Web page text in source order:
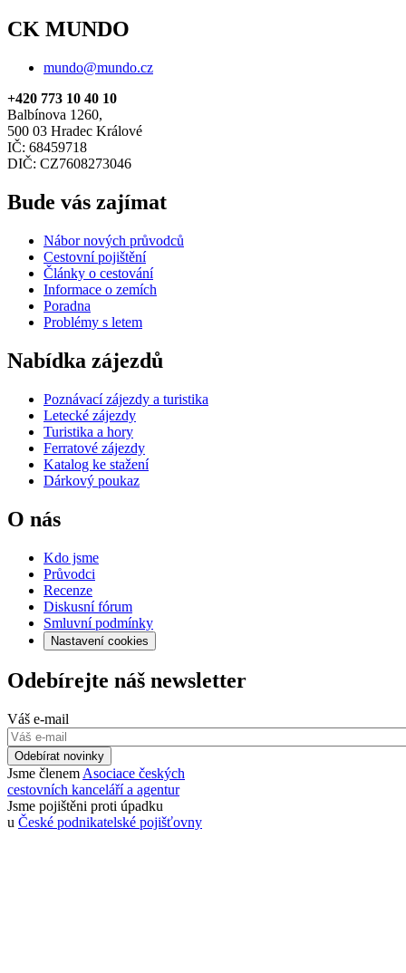
CK MUNDO
mundo@mundo.cz
+420 773 10 40 10
Balbínova 1260,
500 03 Hradec Králové
IČ: 68459718
DIČ: CZ7608273046
Bude vás zajímat
Nábor nových průvodců
Cestovní pojištění
Články o cestování
Informace o zemích
Poradna
Problémy s letem
Nabídka zájezdů
Poznávací zájezdy a turistika
Letecké zájezdy
Turistika a hory
Ferratové zájezdy
Katalog ke stažení
Dárkový poukaz
O nás
Kdo jsme
Průvodci
Recenze
Diskusní fórum
Smluvní podmínky
Nastavení cookies
Odebírejte náš newsletter
Váš e-mail
Odebírat novinky
Jsme členem Asociace českých
cestovních kanceláří a agentur
Jsme pojištěni proti úpadku
u České podnikatelské pojišťovny